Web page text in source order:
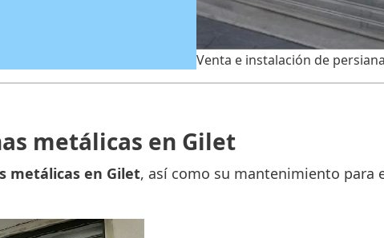
Venta e instalación de
metálicas en Gilet
metálicas en Gilet, así como su mantenimiento para